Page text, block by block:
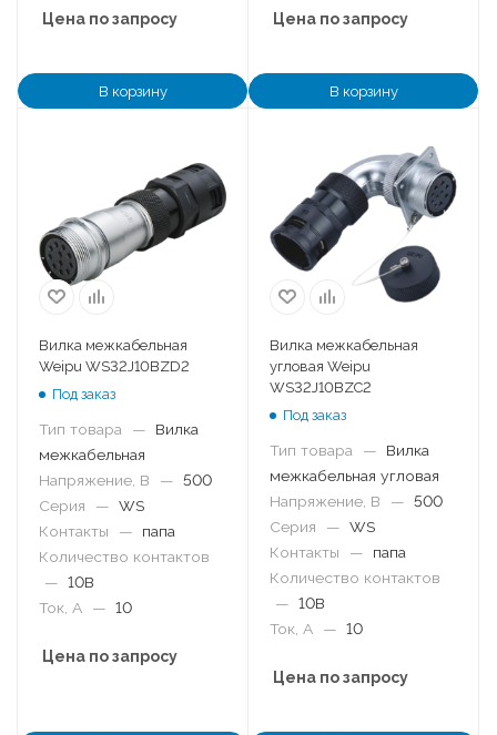
Цена по запросу
В корзину
Цена по запросу
В корзину
Вилка межкабельная
Weipu WS32J10BZD2
Под заказ
Тип товара —
Вилка
межкабельная
Напряжение, В
— 500
Серия
— WS
Контакты
—
папа
Количество контактов
— 10B
Ток, А
— 10
Цена по запросу
Вилка межкабельная
угловая Weipu
WS32J10BZC2
Под заказ
Тип товара —
Вилка
межкабельная угловая
Напряжение, В
— 500
Серия
— WS
Контакты
—
папа
Количество контактов
— 10B
Ток, А
— 10
Цена по запросу